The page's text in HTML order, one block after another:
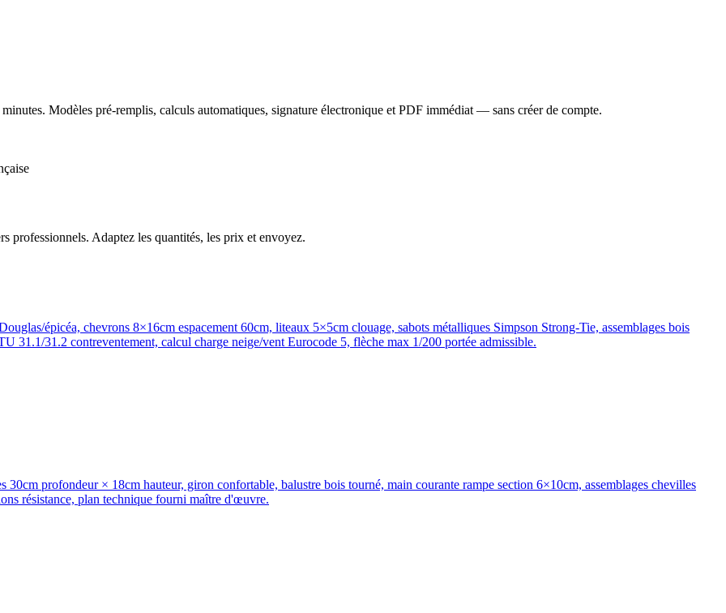
Modèles pré-remplis, calculs automatiques, signature électronique et PDF immédiat — sans créer de compte.
professionnels. Adaptez les quantités, les prix et envoyez.
épicéa, chevrons 8×16cm espacement 60cm, liteaux 5×5cm clouage, sabots métalliques Simpson Strong-Tie, assemblages bois
31.1/31.2 contreventement, calcul charge neige/vent Eurocode 5, flèche max 1/200 portée admissible.
profondeur × 18cm hauteur, giron confortable, balustre bois tourné, main courante rampe section 6×10cm, assemblages chevilles
résistance, plan technique fourni maître d'œuvre.